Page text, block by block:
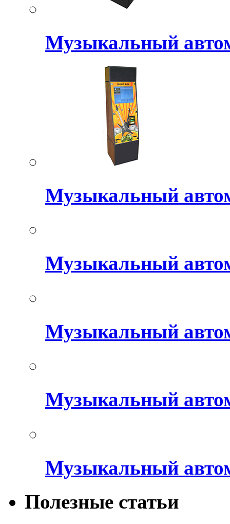
Музыкальный
Музыкальный
Музыкальный
Музыкальный
Музыкальный
Музыкальный
Полезные статьи